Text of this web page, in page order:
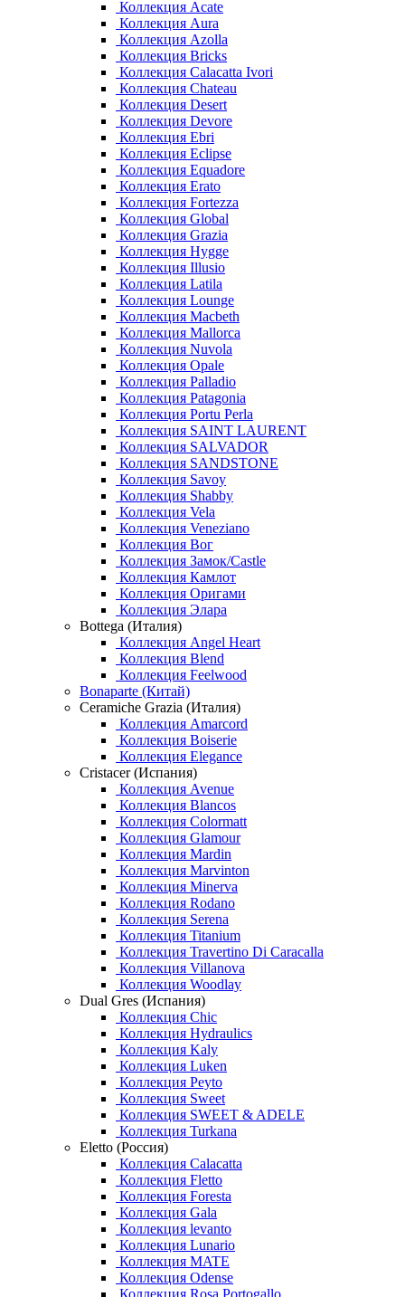
Коллекция Acate
Коллекция Aura
Коллекция Azolla
Коллекция Bricks
Коллекция Calacatta Ivori
Коллекция Chateau
Коллекция Desert
Коллекция Devore
Коллекция Ebri
Коллекция Eclipse
Коллекция Equadore
Коллекция Erato
Коллекция Fortezza
Коллекция Global
Коллекция Grazia
Коллекция Hygge
Коллекция Illusio
Коллекция Latila
Коллекция Lounge
Коллекция Macbeth
Коллекция Mallorca
Коллекция Nuvola
Коллекция Opale
Коллекция Palladio
Коллекция Patagonia
Коллекция Portu Perla
Коллекция SAINT LAURENT
Коллекция SALVADOR
Коллекция SANDSTONE
Коллекция Savoy
Коллекция Shabby
Коллекция Vela
Коллекция Veneziano
Коллекция Вог
Коллекция Замок/Castle
Коллекция Камлот
Коллекция Оригами
Коллекция Элара
Bottega (Италия)
Коллекция Angel Heart
Коллекция Blend
Коллекция Feelwood
Bonaparte (Китай)
Ceramiche Grazia (Италия)
Коллекция Amarcord
Коллекция Boiserie
Коллекция Elegance
Cristacer (Испания)
Коллекция Avenue
Коллекция Blancos
Коллекция Colormatt
Коллекция Glamour
Коллекция Mardin
Коллекция Marvinton
Коллекция Minerva
Коллекция Rodano
Коллекция Serena
Коллекция Titanium
Коллекция Travertino Di Caracalla
Коллекция Villanova
Коллекция Woodlay
Dual Gres (Испания)
Коллекция Chic
Коллекция Hydraulics
Коллекция Kaly
Коллекция Luken
Коллекция Peyto
Коллекция Sweet
Коллекция SWEET & ADELE
Коллекция Turkana
Eletto (Россия)
Коллекция Calacatta
Коллекция Fletto
Коллекция Foresta
Коллекция Gala
Коллекция levanto
Коллекция Lunario
Коллекция MATE
Коллекция Odense
Коллекция Rosa Portogallo